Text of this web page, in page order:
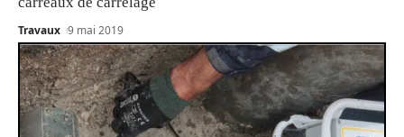
Travaux 9 mai 2019